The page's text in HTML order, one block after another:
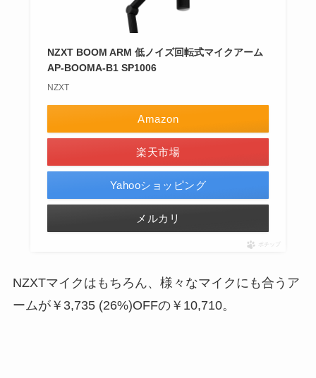
NZXT BOOM ARM 低ノイズ回転式マイクアーム
AP-BOOMA-B1 SP1006
NZXT
Amazon
楽天市場
Yahooショッピング
メルカリ
ポチップ
NZXTマイクはもちろん、様々なマイクにも合うア
ームが￥3,735 (26%)OFFの￥10,710。